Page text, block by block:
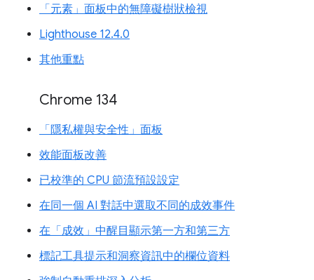
「元素」面板中的無障礙樹狀檢視
Lighthouse 12.4.0
其他重點
Chrome 134
「隱私權與安全性」面板
效能面板改善
已校準的 CPU 節流預設設定
在同一個 AI 對話中選取不同的成效事件
在「成效」中醒目顯示第一方和第三方
標記工具提示和洞察資訊中的欄位資料